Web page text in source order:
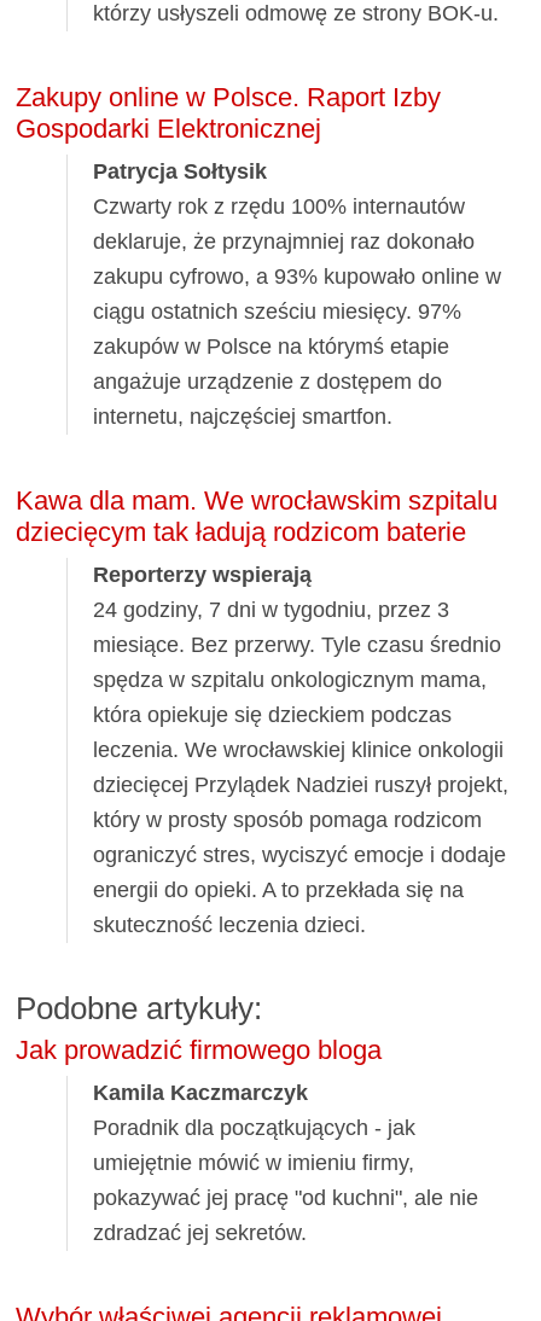
którzy usłyszeli odmowę ze strony BOK-u.
Zakupy online w Polsce. Raport Izby
Gospodarki Elektronicznej
Patrycja Sołtysik
Czwarty rok z rzędu 100% internautów
deklaruje, że przynajmniej raz dokonało
zakupu cyfrowo, a 93% kupowało online w
ciągu ostatnich sześciu miesięcy. 97%
zakupów w Polsce na którymś etapie
angażuje urządzenie z dostępem do
internetu, najczęściej smartfon.
Kawa dla mam. We wrocławskim szpitalu
dziecięcym tak ładują rodzicom baterie
Reporterzy wspierają
24 godziny, 7 dni w tygodniu, przez 3
miesiące. Bez przerwy. Tyle czasu średnio
spędza w szpitalu onkologicznym mama,
która opiekuje się dzieckiem podczas
leczenia. We wrocławskiej klinice onkologii
dziecięcej Przylądek Nadziei ruszył projekt,
który w prosty sposób pomaga rodzicom
ograniczyć stres, wyciszyć emocje i dodaje
energii do opieki. A to przekłada się na
skuteczność leczenia dzieci.
Podobne artykuły:
Jak prowadzić firmowego bloga
Kamila Kaczmarczyk
Poradnik dla początkujących - jak
umiejętnie mówić w imieniu firmy,
pokazywać jej pracę "od kuchni", ale nie
zdradzać jej sekretów.